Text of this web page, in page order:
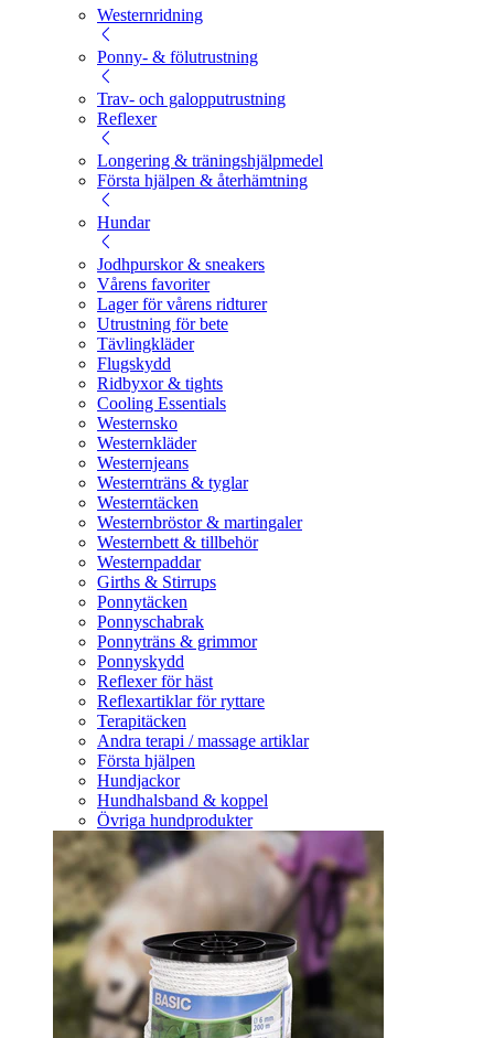
Westernridning
Ponny- & fölutrustning
Trav- och galopputrustning
Reflexer
Longering & träningshjälpmedel
Första hjälpen & återhämtning
Hundar
Jodhpurskor & sneakers
Vårens favoriter
Lager för vårens ridturer
Utrustning för bete
Tävlingkläder
Flugskydd
Ridbyxor & tights
Cooling Essentials
Westernsko
Westernkläder
Westernjeans
Westernträns & tyglar
Westerntäcken
Westernbröstor & martingaler
Westernbett & tillbehör
Westernpaddar
Girths & Stirrups
Ponnytäcken
Ponnyschabrak
Ponnyträns & grimmor
Ponnyskydd
Reflexer för häst
Reflexartiklar för ryttare
Terapitäcken
Andra terapi / massage artiklar
Första hjälpen
Hundjackor
Hundhalsband & koppel
Övriga hundprodukter